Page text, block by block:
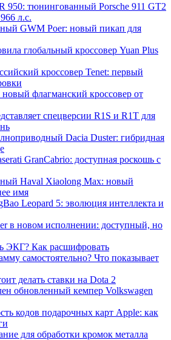
950: тюнингованный Porsche 911 GT2
л.с.
GWM Poer: новый пикап для
глобальный кроссовер Yuan Plus
кроссовер Tenet: первый
флагманский кроссовер от
спецверсии R1S и R1T для
Dacia Duster: гибридная
GranCabrio: доступная роскошь с
Haval Xiaolong Max: новый
имя
Leopard 5: эволюция интеллекта и
в новом исполнении: доступный, но
ЭКГ? Как расшифровать
самостоятельно? Что показывает
делать ставки на Dota 2
обновленный кемпер Volkswagen
кодов подарочных карт Apple: как
для обработки кромок металла